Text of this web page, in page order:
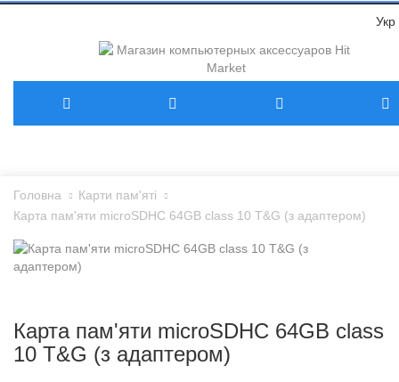
Укр
Головна
Карти пам'яті
Карта пам'яти microSDHC 64GB class 10 T&G (з адаптером)
Карта пам'яти microSDHC 64GB class
10 T&G (з адаптером)